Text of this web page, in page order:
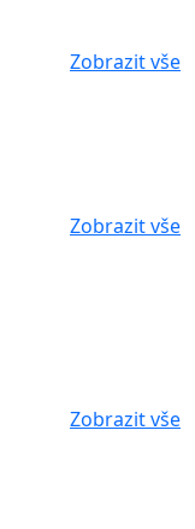
Zobrazit vše
Zobrazit vše
Zobrazit vše